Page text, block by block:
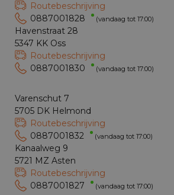
Routebeschrijving
0887001828
(vandaag tot 17:00)
Havenstraat 28
5347 KK Oss
Routebeschrijving
0887001830
(vandaag tot 17:00)
Varenschut 7
5705 DK Helmond
Routebeschrijving
0887001832
(vandaag tot 17:00)
Kanaalweg 9
5721 MZ Asten
Routebeschrijving
0887001827
(vandaag tot 17:00)